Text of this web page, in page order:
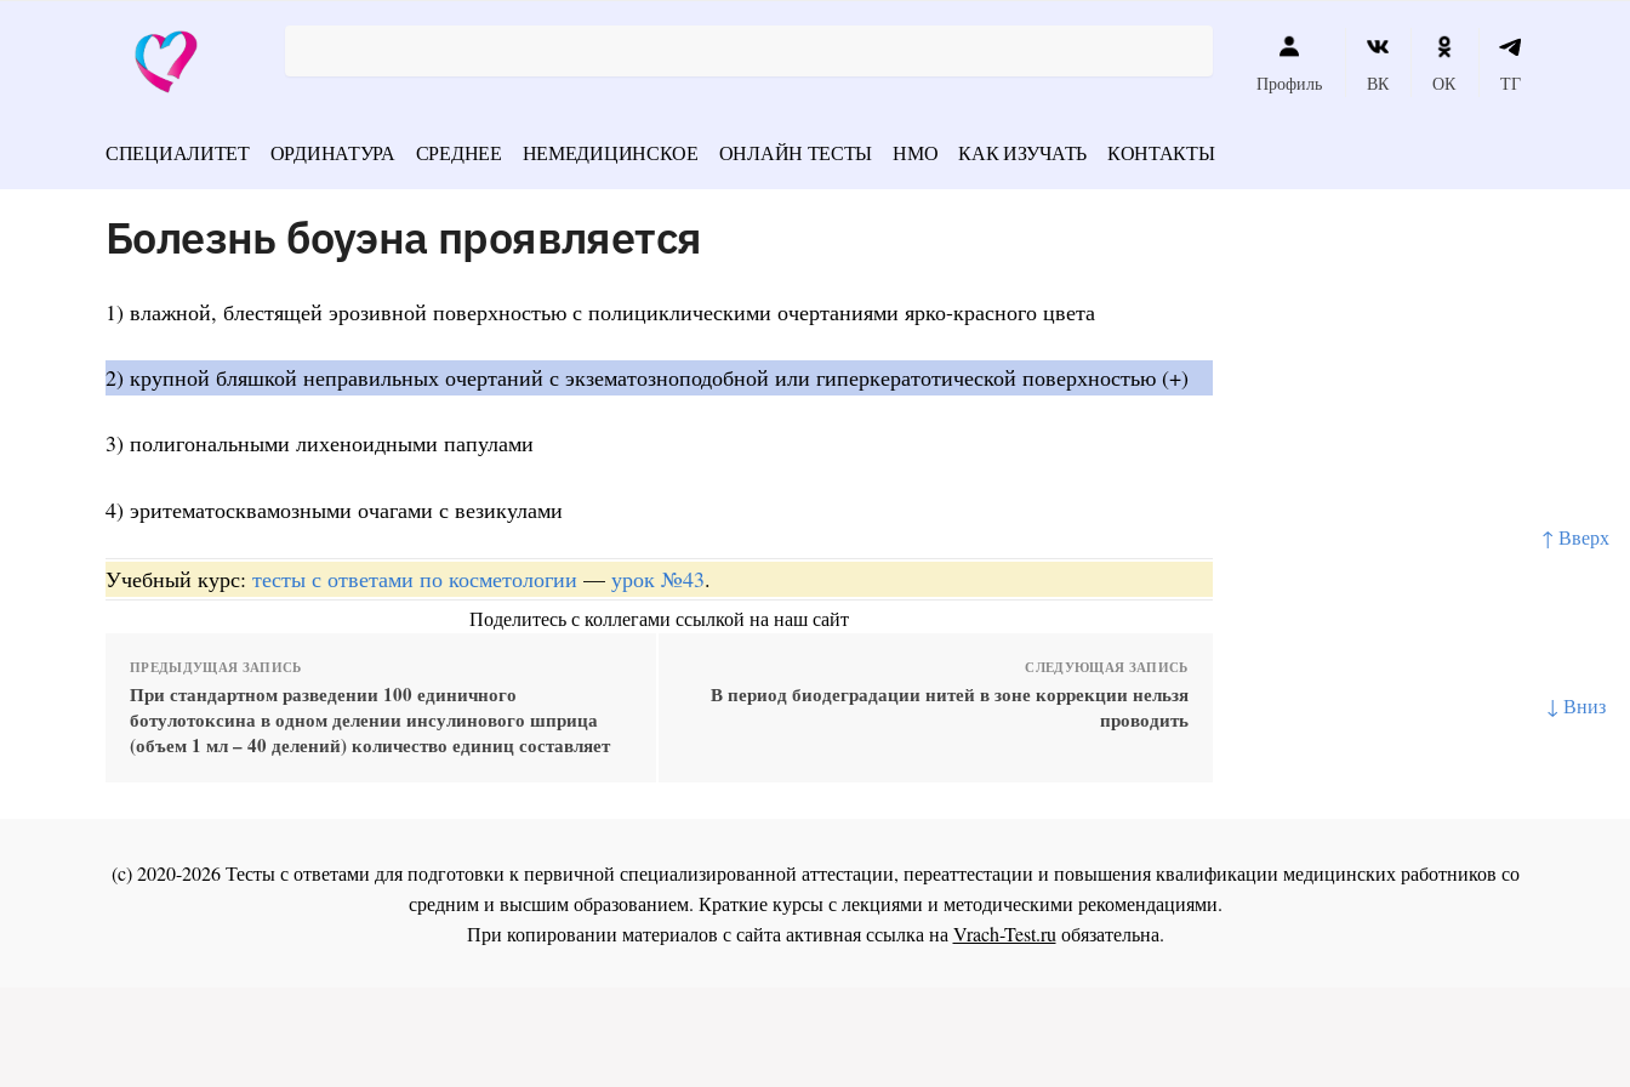
↑ Вверх
↓ Вниз
Профиль ВК ОК ТГ
СПЕЦИАЛИТЕТ ОРДИНАТУРА СРЕДНЕЕ НЕМЕДИЦИНСКОЕ ОНЛАЙН ТЕСТЫ НМО КАК ИЗУЧАТЬ КОНТАКТЫ
Болезнь боуэна проявляется
1) влажной, блестящей эрозивной поверхностью с полициклическими очертаниями ярко-красного цвета
2) крупной бляшкой неправильных очертаний с экзематозноподобной или гиперкератотической поверхностью (+)
3) полигональными лихеноидными папулами
4) эритематосквамозными очагами с везикулами
Учебный курс: тесты с ответами по косметологии — урок №43.
Поделитесь с коллегами ссылкой на наш сайт
ПРЕДЫДУЩАЯ ЗАПИСЬ
При стандартном разведении 100 единичного
ботулотоксина в одном делении инсулинового шприца
(объем 1 мл – 40 делений) количество единиц составляет
СЛЕДУЮЩАЯ ЗАПИСЬ
В период биодеградации нитей в зоне коррекции нельзя
проводить
(c) 2020-2026 Тесты с ответами для подготовки к первичной специализированной аттестации, переаттестации и повышения квалификации медицинских работников со
средним и высшим образованием. Краткие курсы с лекциями и методическими рекомендациями.
При копировании материалов с сайта активная ссылка наVrach-Test.ruобязательна.